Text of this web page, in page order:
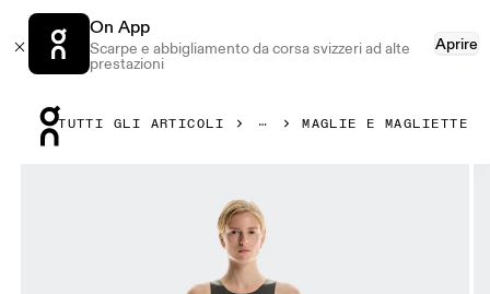
On App
Scarpe e abbigliamento da corsa svizzeri ad alte
prestazioni
Aprire
TUTTI GLI ARTICOLI MAGLIE E MAGLIETTE